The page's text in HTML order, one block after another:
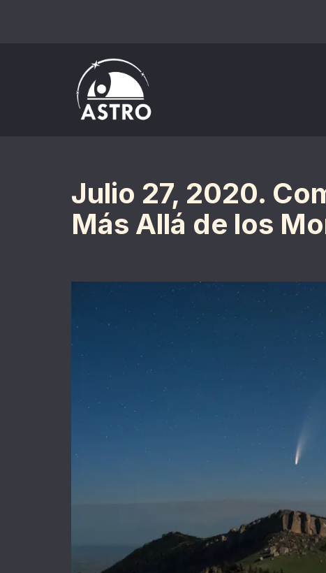
Julio 27, 2020.
Más Allá de los